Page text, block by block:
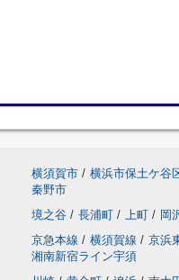
横須賀市 / 横浜市保土ケ谷
秦野市
境之谷 / 長浦町 / 上町 / 岡
京急本線 / 横須賀線 / 京浜
湘南新宿ライン宇須